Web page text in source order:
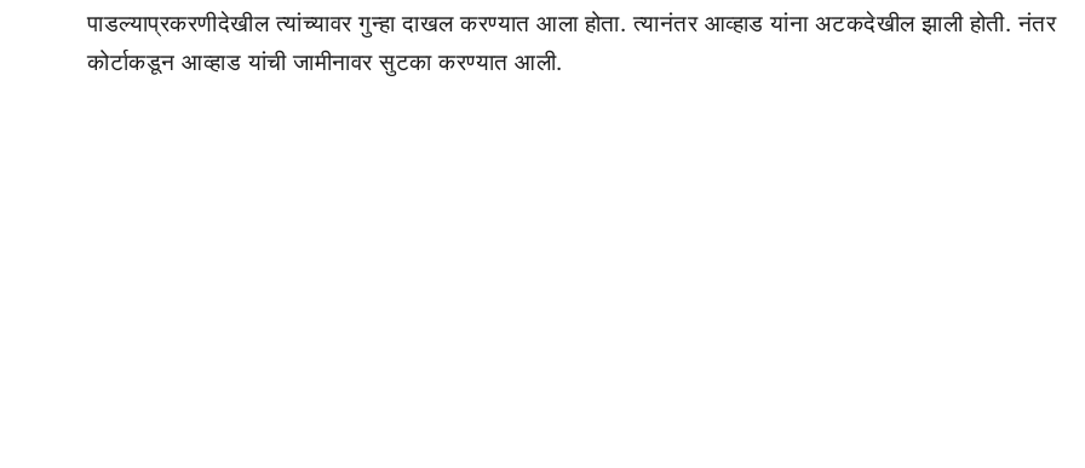
पाडल्याप्रकरणीदेखील त्यांच्यावर गुन्हा दाखल करण्यात आला होता. त्यानंतर आव्हाड यांना अटकदेखील झाली होती. नंतर
कोर्टाकडून आव्हाड यांची जामीनावर सुटका करण्यात आली.